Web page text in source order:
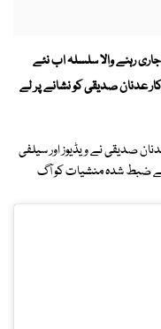
میمز کا جاری رہنے والا سلسلہ اب نئے
عدنان صدیقی کو نشانے پر لے
عدنان صدیقی نے ویڈیوز اور سیلفی
ضبط شدہ منشیات کو آگ